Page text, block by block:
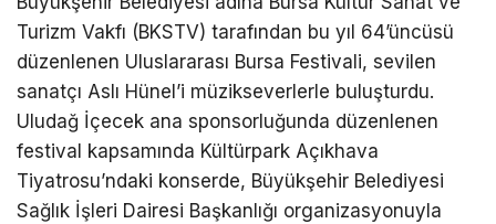
Turizm Vakfı (BKSTV) tarafından bu yıl 64’üncüsü
düzenlenen Uluslararası Bursa Festivali, sevilen
sanatçı Aslı Hünel’i müzikseverlerle buluşturdu.
Uludağ İçecek ana sponsorluğunda düzenlenen
festival kapsamında Kültürpark Açıkhava
Tiyatrosu’ndaki konserde, Büyükşehir Belediyesi
Sağlık İşleri Dairesi Başkanlığı organizasyonuyla